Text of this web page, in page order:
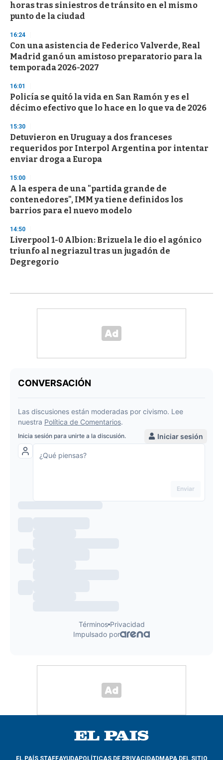
horas tras siniestros de tránsito en el mismo
punto de la ciudad
16:24
Con una asistencia de Federico Valverde, Real
Madrid ganó un amistoso preparatorio para la
temporada 2026-2027
16:01
Policía se quitó la vida en San Ramón y es el
décimo efectivo que lo hace en lo que va de 2026
15:30
Detuvieron en Uruguay a dos franceses
requeridos por Interpol Argentina por intentar
enviar droga a Europa
15:00
A la espera de una "partida grande de
contenedores", IMM ya tiene definidos los
barrios para el nuevo modelo
14:50
Liverpool 1-0 Albion: Brizuela le dio el agónico
triunfo al negriazul tras un jugadón de
Degregorio